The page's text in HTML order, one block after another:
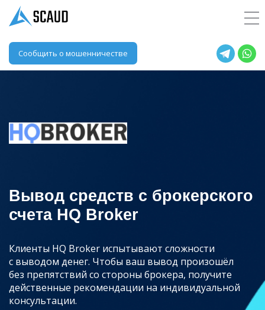
Сообщить о мошенничестве
Вывод средств с брокерского
счета HQ Broker
Клиенты HQ Broker испытывают сложности
с выводом денег. Чтобы ваш вывод произошёл
без препятствий со стороны брокера, получите
действенные рекомендации на индивидуальной
консультации.